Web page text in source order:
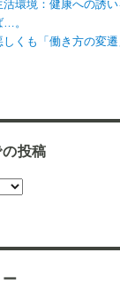
活環境：健康への誘
…。
しくも「働き方の変
投稿